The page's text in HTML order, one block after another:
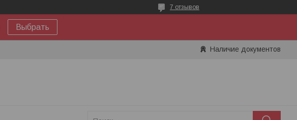
7 отзывов
Выбрать
Наличие документов